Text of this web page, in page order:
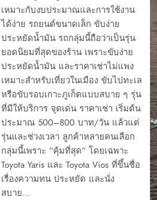
เหมาะกับงบประมาณและการใช้งาน
ได้ง่าย รถยนต์ขนาดเล็ก ขับง่าย
ประหยัดน้ำมัน รถกลุ่มนี้ถือว่าเป็นรุ่น
ยอดนิยมที่สุดของร้าน เพราะขับง่าย
ประหยัดน้ำมัน และราคาเช่าไม่แพง
เหมาะสำหรับเที่ยวในเมือง ขับไปทะเล
หรือขับรอบเกาะภูเก็ตแบบสบาย ๆ รุ่น
ที่มีให้บริการ จุดเด่น ราคาเช่า เริ่มต้น
ประมาณ 500–800 บาท/วัน แล้วแต่
รุ่นและช่วงเวลา ลูกค้าหลายคนเลือก
กลุ่มนี้เพราะ “คุ้มที่สุด” โดยเฉพาะ
Toyota Yaris และ Toyota Vios ที่ขึ้นชื่อ
เรื่องความทน ประหยัด และนั่ง
สบาย…